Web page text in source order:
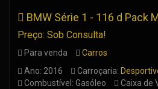
BMW Série 1 - 116 d Pack
Preço: Sob Consulta!
Para venda
Carros
Ano: 2016
Carroçaria:
Combustível: Gasóleo
Caixa de